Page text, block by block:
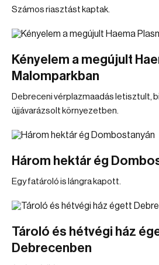
Számos riasztást kaptak.
Kényelem a megújult
Malomparkban
Debreceni vérplazmaadás letisztult,
újjávarázsolt környezetben.
Három hektár ég
Egy fatároló is lángra kapott.
Tároló és hétvégi ház
Debrecenben